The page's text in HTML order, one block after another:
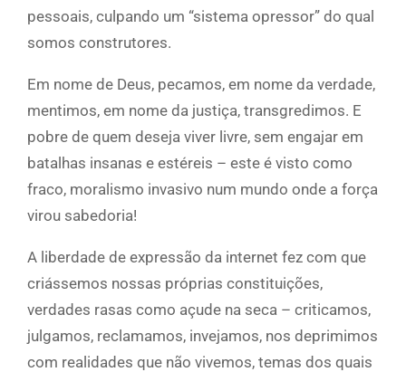
pessoais, culpando um “sistema opressor” do qual
somos construtores.
Em nome de Deus, pecamos, em nome da verdade,
mentimos, em nome da justiça, transgredimos. E
pobre de quem deseja viver livre, sem engajar em
batalhas insanas e estéreis – este é visto como
fraco, moralismo invasivo num mundo onde a força
virou sabedoria!
A liberdade de expressão da internet fez com que
criássemos nossas próprias constituições,
verdades rasas como açude na seca – criticamos,
julgamos, reclamamos, invejamos, nos deprimimos
com realidades que não vivemos, temas dos quais